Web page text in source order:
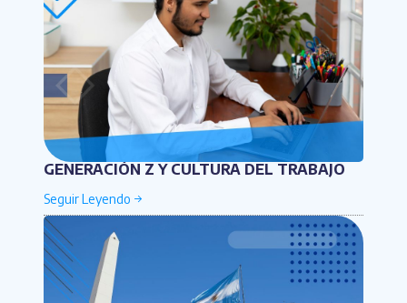
GENERACIÓN Z Y CULTURA DEL TRABAJO